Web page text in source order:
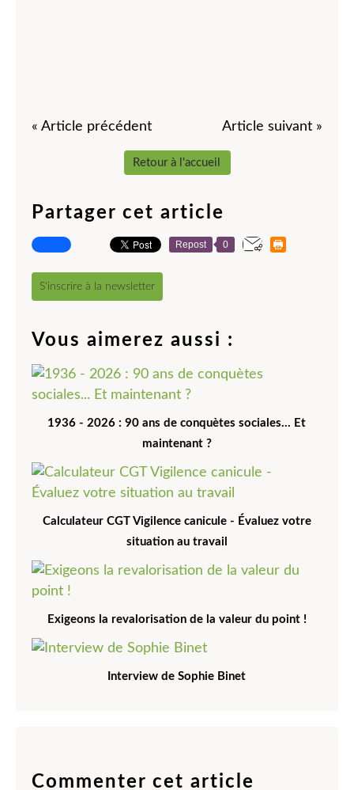
« Article précédent Article suivant »
Retour à l'accueil
Partager cet article
Repost 0
S'inscrire à la newsletter
Vous aimerez aussi :
1936 - 2026 : 90 ans de conquètes sociales... Et
maintenant ?
Calculateur CGT Vigilence canicule - Évaluez votre
situation au travail
Exigeons la revalorisation de la valeur du point !
Interview de Sophie Binet
Commenter cet article